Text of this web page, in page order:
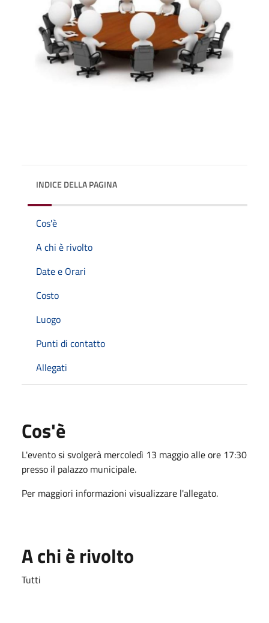
INDICE DELLA PAGINA
Cos'è
A chi è rivolto
Date e Orari
Costo
Luogo
Punti di contatto
Allegati
Cos'è
L'evento si svolgerà mercoledì 13 maggio alle ore 17:30
presso il palazzo municipale.
Per maggiori informazioni visualizzare l'allegato.
A chi è rivolto
Tutti